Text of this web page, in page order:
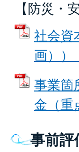
【防災・
社会資
画））
事業箇
金（重
事前評